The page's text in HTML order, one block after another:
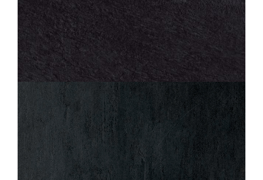
SAMSARA
ARDOISE STRUCTURÉ ANTIDÉRAPANT
60X60 30X60 45X45